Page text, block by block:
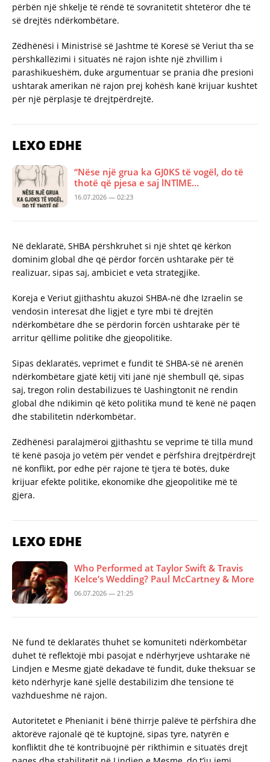
përbën një shkelje të rëndë të sovranitetit shtetëror dhe të
së drejtës ndërkombëtare.
Zëdhënësi i Ministrisë së Jashtme të Koresë së Veriut tha se
përshkallëzimi i situatës në rajon ishte një zhvillim i
parashikueshëm, duke argumentuar se prania dhe presioni
ushtarak amerikan në rajon prej kohësh kanë krijuar kushtet
për një përplasje të drejtpërdrejtë.
LEXO EDHE
“Nëse një grua ka GJ0KS të vogël, do të
thotë që pjesa e saj lNTlME…
16.07.2026 — 02:23
Në deklaratë, SHBA përshkruhet si një shtet që kërkon
dominim global dhe që përdor forcën ushtarake për të
realizuar, sipas saj, ambiciet e veta strategjike.
Koreja e Veriut gjithashtu akuzoi SHBA-në dhe Izraelin se
vendosin interesat dhe ligjet e tyre mbi të drejtën
ndërkombëtare dhe se përdorin forcën ushtarake për të
arritur qëllime politike dhe gjeopolitike.
Sipas deklaratës, veprimet e fundit të SHBA-së në arenën
ndërkombëtare gjatë këtij viti janë një shembull që, sipas
saj, tregon rolin destabilizues të Uashingtonit në rendin
global dhe ndikimin që këto politika mund të kenë në paqen
dhe stabilitetin ndërkombëtar.
Zëdhënësi paralajmëroi gjithashtu se veprime të tilla mund
të kenë pasoja jo vetëm për vendet e përfshira drejtpërdrejt
në konflikt, por edhe për rajone të tjera të botës, duke
krijuar efekte politike, ekonomike dhe gjeopolitike më të
gjera.
LEXO EDHE
Who Performed at Taylor Swift & Travis
Kelce’s Wedding? Paul McCartney & More
06.07.2026 — 21:25
Në fund të deklaratës thuhet se komuniteti ndërkombëtar
duhet të reflektojë mbi pasojat e ndërhyrjeve ushtarake në
Lindjen e Mesme gjatë dekadave të fundit, duke theksuar se
këto ndërhyrje kanë sjellë destabilizim dhe tensione të
vazhdueshme në rajon.
Autoritetet e Phenianit i bënë thirrje palëve të përfshira dhe
aktorëve rajonalë që të kuptojnë, sipas tyre, natyrën e
konfliktit dhe të kontribuojnë për rikthimin e situatës drejt